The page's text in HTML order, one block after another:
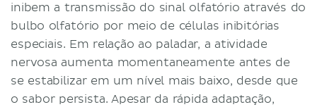
inibem a transmissão do sinal olfatório através do
bulbo olfatório por meio de células inibitórias
especiais. Em relação ao paladar, a atividade
nervosa aumenta momentaneamente antes de
se estabilizar em um nível mais baixo, desde que
o sabor persista. Apesar da rápida adaptação,